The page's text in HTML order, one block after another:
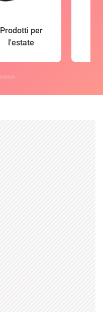
Prodotti per
l'estate